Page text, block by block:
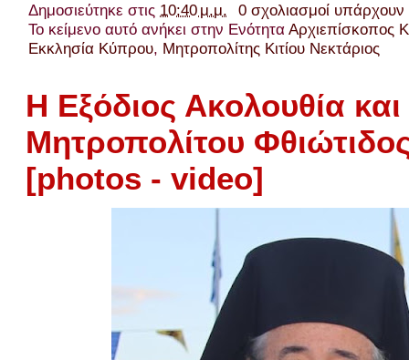
Δημοσιεύτηκε στις 10:40 μ.μ.
0 σχολιασμοί
Το κείμενο αυτό ανήκει στην ΕνότηταΑρχιεπίσκοπος
Εκκλησία Κύπρου, Μητροπολίτης Κιτίου Νεκτάριος
Η Εξόδιος Ακολουθία
Μητροπολίτου
[photos - video]